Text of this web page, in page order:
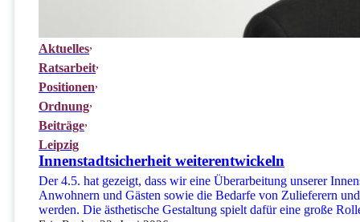
Aktuelles
Ratsarbeit
Positionen
Ordnung
Beiträge
Leipzig
Innenstadtsicherheit weiterentwickeln
Der 4.5. hat gezeigt, dass wir eine Überarbeitung unserer
Anwohnern und Gästen sowie die Bedarfe von Zulieferern
werden. Die ästhetische Gestaltung spielt dafür eine große